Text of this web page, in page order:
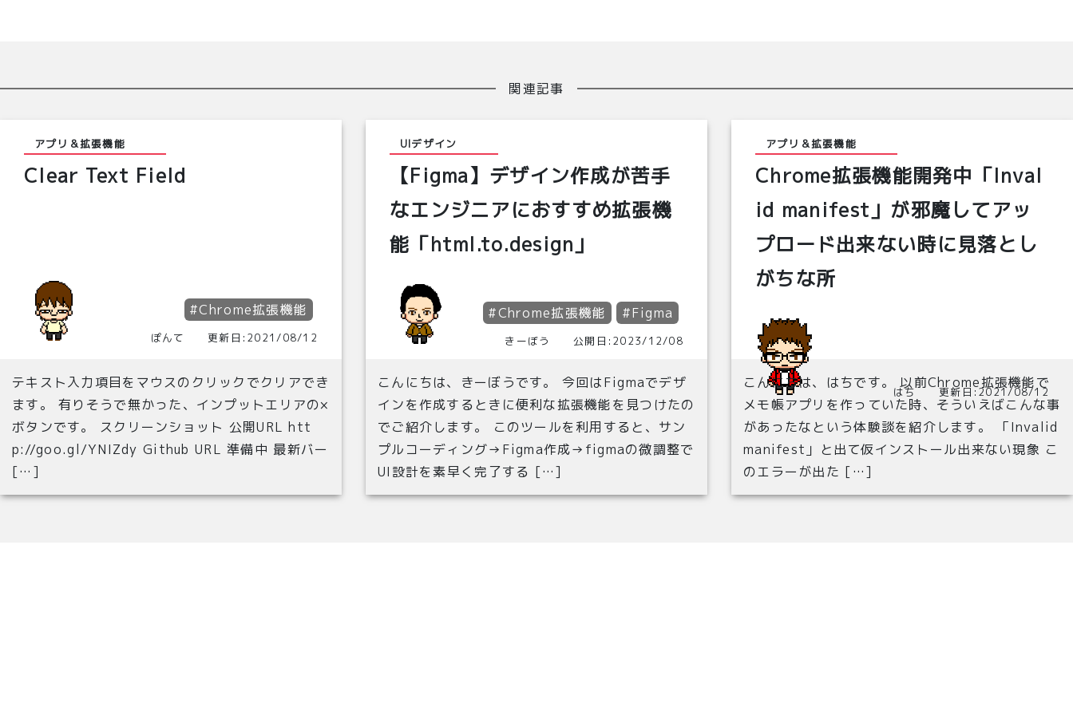
関連記事
アプリ＆拡張機能
Clear Text Field
#Chrome拡張機能
ぽんて 更新日:2021/08/12
テキスト入力項目をマウスのクリックでクリアでき
ます。 有りそうで無かった、インプットエリアの×
ボタンです。 スクリーンショット 公開URL htt
p://goo.gl/YNIZdy Github URL 準備中 最新バー
[…]
UIデザイン
【Figma】デザイン作成が苦手
なエンジニアにおすすめ拡張機
能「html.to.design」
#Chrome拡張機能 #Figma
きーぼう 公開日:2023/12/08
こんにちは、きーぼうです。 今回はFigmaでデザ
インを作成するときに便利な拡張機能を見つけたの
でご紹介します。 このツールを利用すると、サン
プルコーディング→Figma作成→figmaの微調整で
UI設計を素早く完了する […]
アプリ＆拡張機能
Chrome拡張機能開発中「Inval
id manifest」が邪魔してアッ
プロード出来ない時に見落とし
がちな所
はち 更新日:2021/08/12
こんにちは、はちです。 以前Chrome拡張機能で
メモ帳アプリを作っていた時、そういえばこんな事
があったなという体験談を紹介します。 「Invalid
manifest」と出て仮インストール出来ない現象 こ
のエラーが出た […]